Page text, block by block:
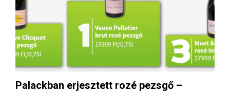
Palackban erjesztett rozé pezsgő –